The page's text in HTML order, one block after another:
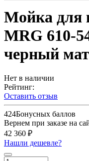
Мойка для
MRG 610-
черный
Нет в наличии
Рейтинг:
Оставить отзыв
424Бонусных баллов
Вернем при заказе на
42 360 ₽
Нашли дешевле?